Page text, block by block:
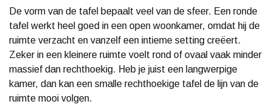
De vorm van de tafel bepaalt veel van de sfeer. Een ronde
tafel werkt heel goed in een open woonkamer, omdat hij de
ruimte verzacht en vanzelf een intieme setting creëert.
Zeker in een kleinere ruimte voelt rond of ovaal vaak minder
massief dan rechthoekig. Heb je juist een langwerpige
kamer, dan kan een smalle rechthoekige tafel de lijn van de
ruimte mooi volgen.